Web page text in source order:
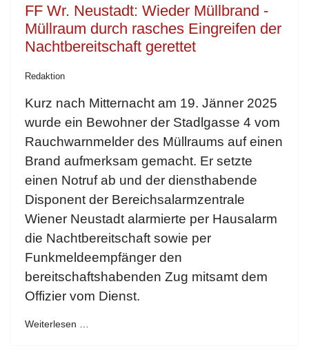
FF Wr. Neustadt: Wieder Müllbrand -
Müllraum durch rasches Eingreifen der
Nachtbereitschaft gerettet
Redaktion
Kurz nach Mitternacht am 19. Jänner 2025
wurde ein Bewohner der Stadlgasse 4 vom
Rauchwarnmelder des Müllraums auf einen
Brand aufmerksam gemacht. Er setzte
einen Notruf ab und der diensthabende
Disponent der Bereichsalarmzentrale
Wiener Neustadt alarmierte per Hausalarm
die Nachtbereitschaft sowie per
Funkmeldeempfänger den
bereitschaftshabenden Zug mitsamt dem
Offizier vom Dienst.
Weiterlesen …